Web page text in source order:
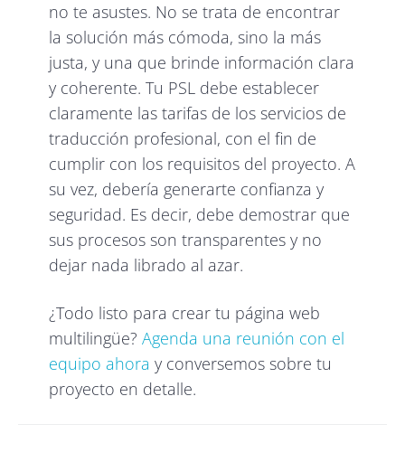
no te asustes. No se trata de encontrar
la solución más cómoda, sino la más
justa, y una que brinde información clara
y coherente. Tu PSL debe establecer
claramente las tarifas de los servicios de
traducción profesional, con el fin de
cumplir con los requisitos del proyecto. A
su vez, debería generarte confianza y
seguridad. Es decir, debe demostrar que
sus procesos son transparentes y no
dejar nada librado al azar.
¿Todo listo para crear tu página web
multilingüe?Agenda una reunión con el
equipo ahora y conversemos sobre tu
proyecto en detalle.